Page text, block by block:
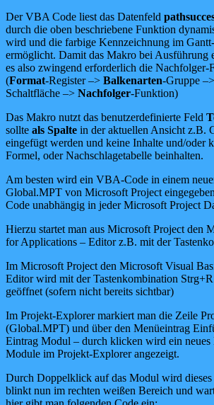
Der VBA Code liest das Datenfeld
durch die oben beschriebene Funktion
wird und die farbige Kennzeichnung im
ermöglicht. Damit das Makro bei Ausführung
es also zwingend erforderlich die Nachfolger-
(Format-Register –> Balkenarten-Gruppe –>
Schaltfläche –> Nachfolger-Funktion)
Das Makro nutzt das benutzerdefinierte Feld
sollte als Spalte in der aktuellen Ansicht z.B.
eingefügt werden und keine Inhalte und/oder
Formel, oder Nachschlagetabelle beinhalten.
Am besten wird ein VBA-Code in einem
Global.MPT von Microsoft Project
Code unabhängig in jeder Microsoft Project
Hierzu startet man aus Microsoft Project den
for Applications – Editor z.B. mit der
Im Microsoft Project den Microsoft Visual
Editor wird mit der Tastenkombination
geöffnet (sofern nicht bereits sichtbar)
Im Projekt-Explorer markiert man die Zeile
(Global.MPT) und über den Menüeintrag
Eintrag Modul – durch klicken wird ein
Module im Projekt-Explorer angezeigt.
Durch Doppelklick auf das Modul wird
blinkt nun im rechten weißen Bereich und